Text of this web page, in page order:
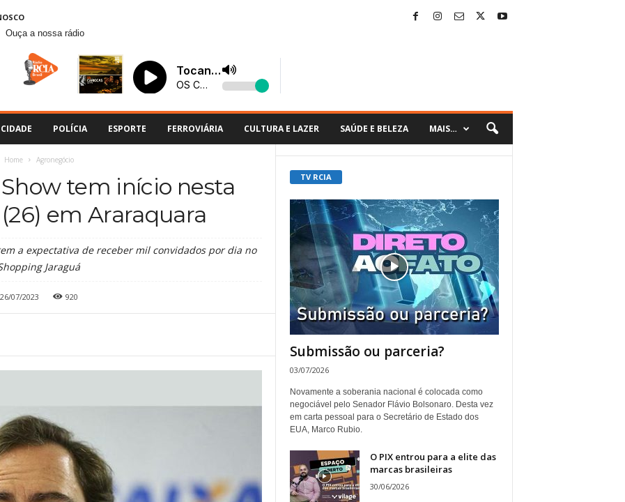
Ouça a nossa rádio
CIDADE POLÍCIA ESPORTE FERROVIÁRIA CULTURA E LAZER SAÚDE E BELEZA MAIS…
Home Agronegócio
tem início nesta
em Araraquara
a expectativa de receber mil convidados por dia no
Jaraguá
26/07/2023 920
TV RCIA
Submissão ou parceria?
03/07/2026
Novamente a soberania nacional é colocada como
negociável pelo Senador Flávio Bolsonaro. Desta vez
em carta pessoal para o Secretário de Estado dos
EUA, Marco Rubio.
O PIX entrou para a elite das
marcas brasileiras
30/06/2026